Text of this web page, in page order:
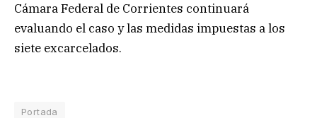
Cámara Federal de Corrientes continuará
evaluando el caso y las medidas impuestas a los
siete excarcelados.
Portada